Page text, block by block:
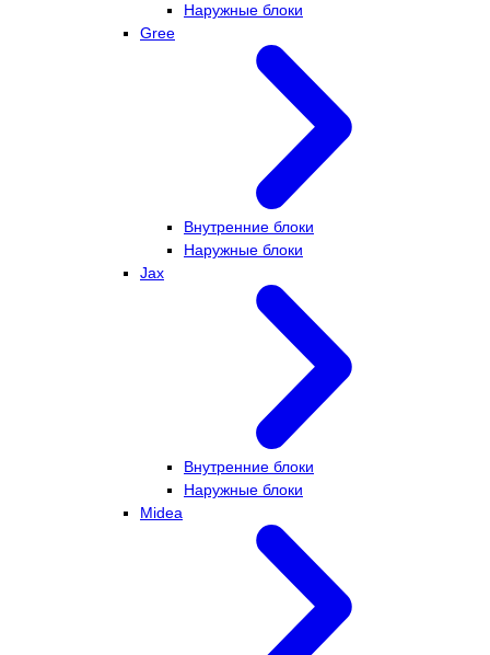
Наружные блоки
Gree
Внутренние блоки
Наружные блоки
Jax
Внутренние блоки
Наружные блоки
Midea